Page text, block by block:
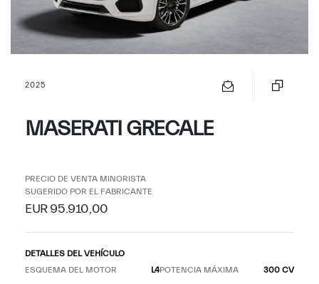
MASERATI GRECALE
2025
PRECIO DE VENTA MINORISTA
SUGERIDO POR EL FABRICANTE
EUR 95.910,00
DETALLES DEL VEHÍCULO
ESQUEMA DEL MOTOR
L4POTENCIA MÁXIMA 300 CV